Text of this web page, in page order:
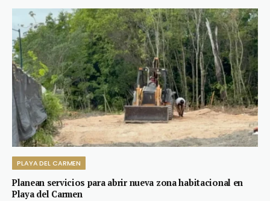
PLAYA DEL CARMEN
Planean servicios para abrir nueva zona habitacional en
Playa del Carmen